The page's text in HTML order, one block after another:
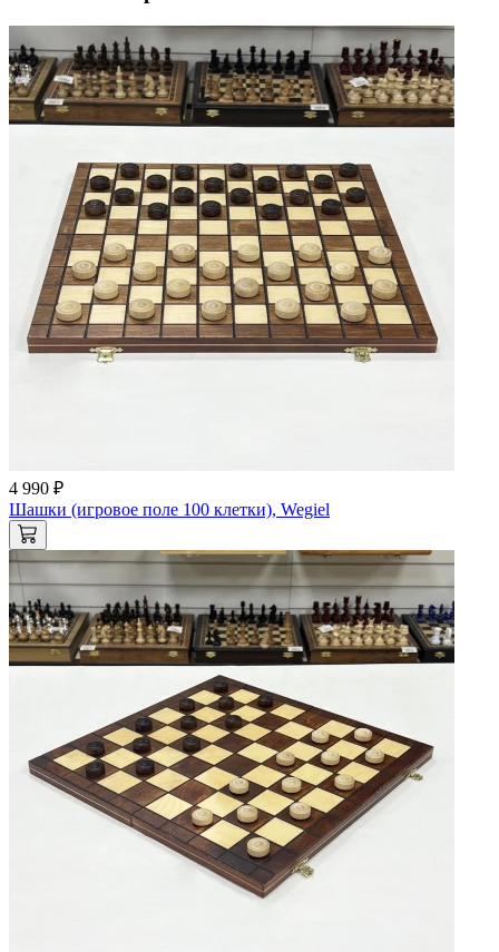
4 990 ₽
Шашки (игровое поле 100 клетки), Wegiel